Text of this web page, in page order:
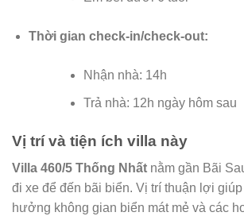
Thời gian check-in/check-out:
Nhận nhà: 14h
Trả nhà: 12h ngày hôm sau
Vị trí và tiện ích villa này
Villa 460/5 Thống Nhất nằm gần Bãi
đi xe để đến bãi biển. Vị trí thuận lợi
hưởng không gian biển mát mẻ và các